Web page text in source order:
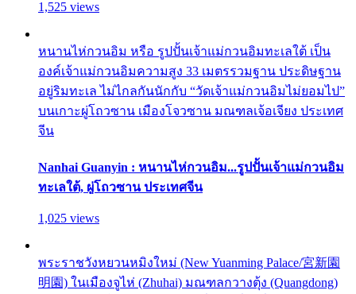
1,525 views
หนานไห่กวนอิม หรือ รูปปั้นเจ้าแม่กวนอิมทะเลใต้ เป็น
องค์เจ้าแม่กวนอิมความสูง 33 เมตรรวมฐาน ประดิษฐาน
อยู่ริมทะเล ไม่ไกลกันนักกับ “วัดเจ้าแม่กวนอิมไม่ยอมไป”
บนเกาะผู่โถวซาน เมืองโจวซาน มณฑลเจ้อเจียง ประเทศ
จีน
Nanhai Guanyin : หนานไห่กวนอิม...รูปปั้นเจ้าแม่กวนอิม
ทะเลใต้, ผู่โถวซาน ประเทศจีน
1,025 views
พระราชวังหยวนหมิงใหม่ (New Yuanming Palace/宮新園
明園) ในเมืองจูไห่ (Zhuhai) มณฑลกวางตุ้ง (Quangdong)